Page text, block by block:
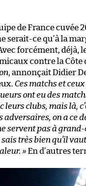
de France cuvée
serait-ce qu’à la
forcément, déjà,
contre la Côte
, annonçait Didier
Ces matchs et
ont eu des
clubs, mais là,
adversaires, on a ce
servent pas à grand-
très bien qu’il vaut
»En d’autres